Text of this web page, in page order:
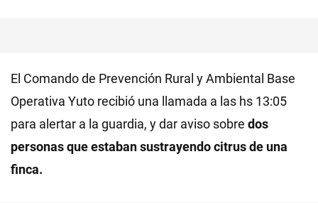
El Comando de Prevención Rural y Ambiental Base
Operativa Yuto recibió una llamada a las hs 13:05
para alertar a la guardia, y dar aviso sobre dos
personas que estaban sustrayendo citrus de una
finca.